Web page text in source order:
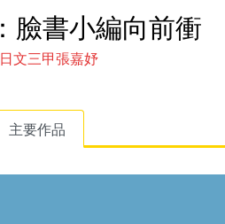
臉書小編向前衝
文三甲張嘉妤
主要作品